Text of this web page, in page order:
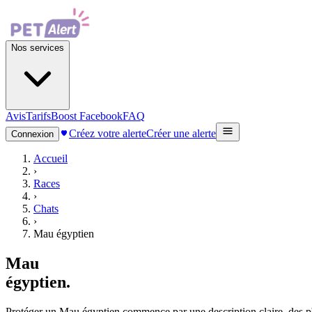
Nos services
AvisTarifsBoost FacebookFAQ
Connexion Créez votre alerteCréer une alerte
Accueil
›
Races
›
Chats
›
Mau égyptien
Mau
égyptien.